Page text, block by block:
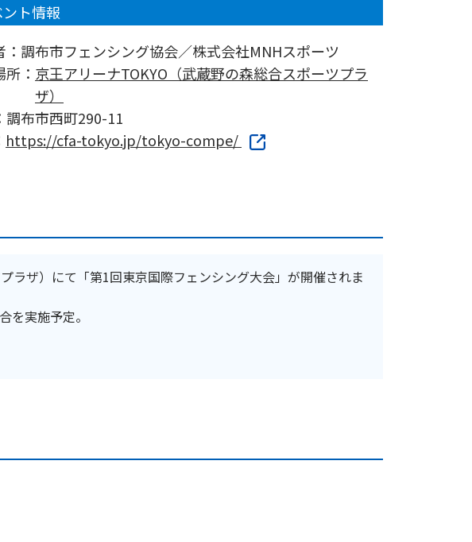
ト情報
調布市フェンシング協会／株式会社MNHスポーツ
： 京王アリーナTOKYO（武蔵野の森総合スポーツプラ
ザ）
調布市西町290-11
https://cfa-tokyo.jp/tokyo-compe/
ラザ）にて「第1回東京国際フェンシング大会」が開催されま
を実施予定。